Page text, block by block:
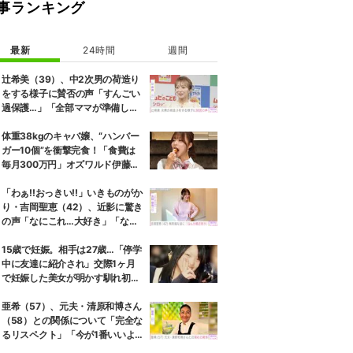
ランキング
最新 24時間 週間
辻希美（39）、中2次男の荷造り
をする様子に賛否の声「すんごい
過保護…」「全部ママが準備して
体重38kgのキャバ嬢、“ハンバー
ガー10個”を衝撃完食！「食費は
毎月300万円」オズワルド伊藤も
「わぁ!!おっきい!!」いきものがか
り・吉岡聖恵（42）、近影に驚き
の声「なにこれ…大好き」「なん
15歳で妊娠。相手は27歳…「停学
中に友達に紹介され」交際1ヶ月
で妊娠した美女が明かす馴れ初め
絶句
亜希（57）、元夫・清原和博さん
（58）との関係について「完全な
るリスペクト」「今が1番いいよ